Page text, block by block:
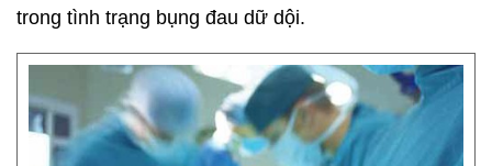
trong tình trạng bụng đau dữ dội.